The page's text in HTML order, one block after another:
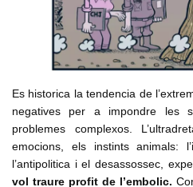
Es historica la tendencia de
negatives per a impondre les
problemes complexos.
emocions, els instints animals:
l’antipolitica i el desassossec,
vol traure profit de l’embolic.